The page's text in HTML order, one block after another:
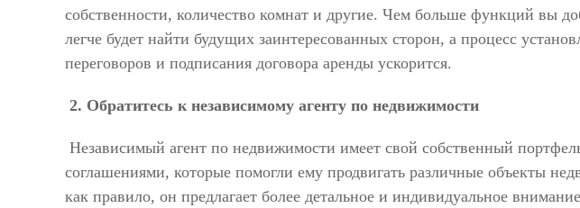
собственности, количество комнат и другие. Чем больше функций вы
легче будет найти будущих заинтересованных сторон, а процесс
переговоров и подписания договора аренды ускорится.
2. Обратитесь к независимому агенту по недвижимости
Независимый агент по недвижимости имеет свой собственный
соглашениями, которые помогли ему продвигать различные объекты
как правило, он предлагает более детальное и индивидуальное